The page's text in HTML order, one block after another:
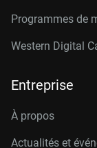
Programmes de
Western Digital
Entreprise
À propos
Actualités et